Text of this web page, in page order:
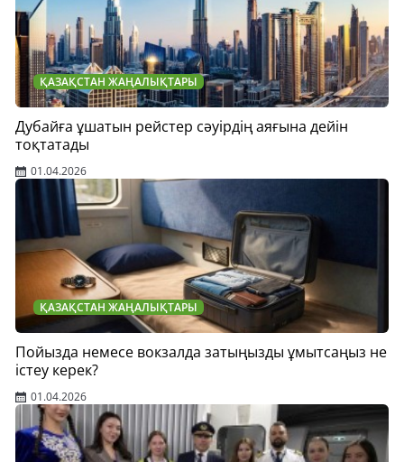
ҚАЗАҚСТАН ЖАҢАЛЫҚТАРЫ
Дубайға ұшатын рейстер сәуірдің аяғына дейін
тоқтатады
01.04.2026
ҚАЗАҚСТАН ЖАҢАЛЫҚТАРЫ
Пойызда немесе вокзалда затыңызды ұмытсаңыз не
істеу керек?
01.04.2026